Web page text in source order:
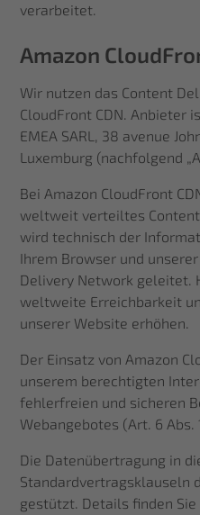
verarbeitet.
Amazon
Wir nutzen das Content
CloudFront CDN. Anbieter
EMEA SARL, 38 avenue
Luxemburg (nachfolgend
Bei Amazon CloudFront
weltweit verteiltes
wird technisch der
Ihrem Browser und
Delivery Network geleitet.
weltweite Erreichbarkeit
unserer Website erhöhen.
Der Einsatz von Amazon
unserem berechtigten
fehlerfreien und sicheren
Webangebotes (Art. 6 Abs.
Die Datenübertragung in
Standardvertragsklauseln
gestützt. Details finden Sie